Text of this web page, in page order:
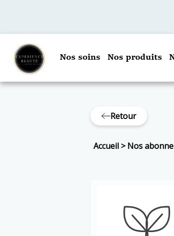
Nos soins Nos produits
Retour
Accueil >Nos